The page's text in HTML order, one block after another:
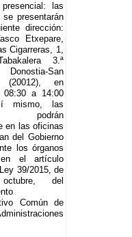
las
presentarán
dirección:
Etxepare,
Cigarreras, 1,
3.ª
San
(20012), en
08:30 a 14:00
mismo, las
podrán
en las oficinas
del Gobierno
los órganos
el artículo
39/2015, de
del
Común de